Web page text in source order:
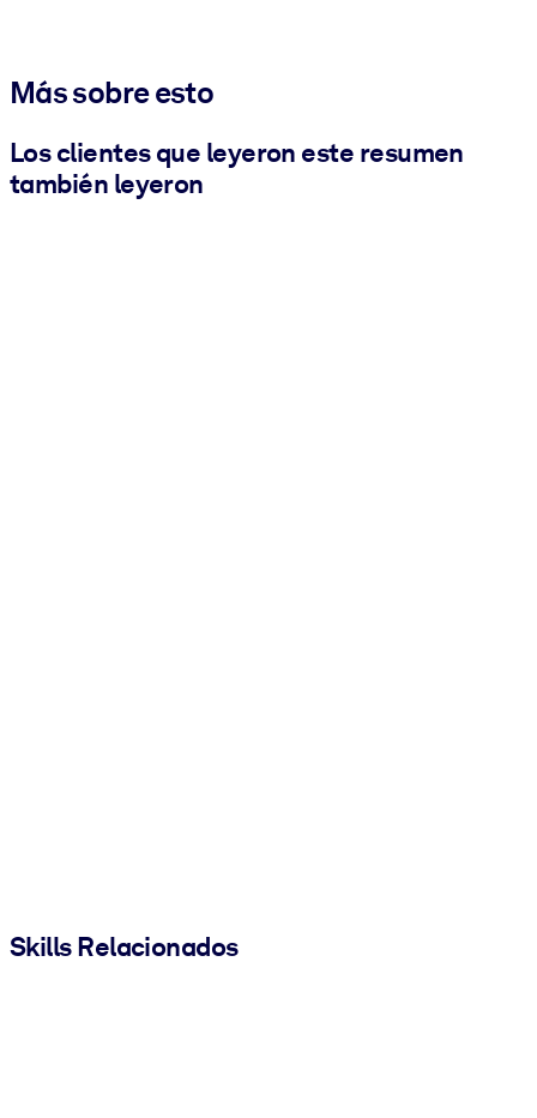
Más sobre esto
Los clientes que leyeron este resumen
también leyeron
Skills Relacionados